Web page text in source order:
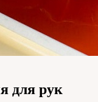
для рук